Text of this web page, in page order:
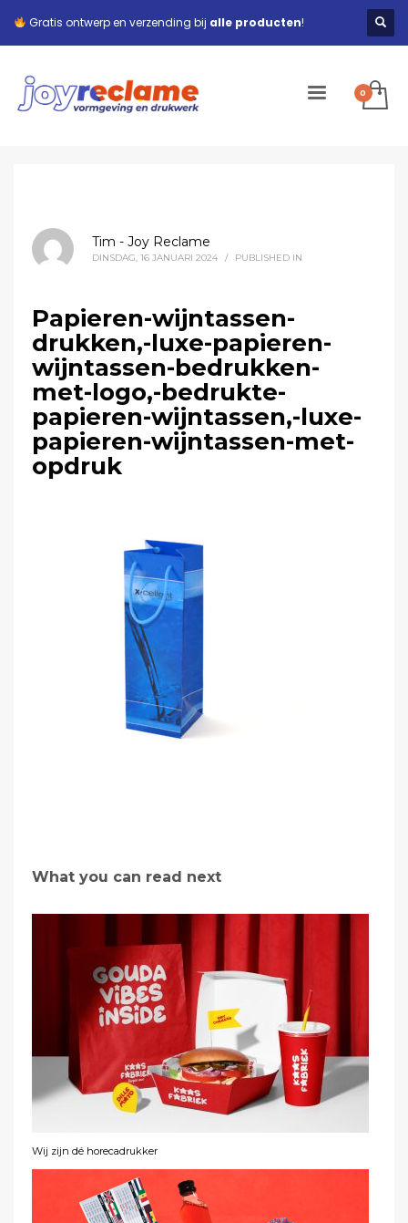
Gratis ontwerp en verzending bij alle producten!
Tim - Joy Reclame
DINSDAG, 16 JANUARI 2024 / PUBLISHED IN
Papieren-wijntassen-
drukken,-luxe-papieren-
wijntassen-bedrukken-
met-logo,-bedrukte-
papieren-wijntassen,-luxe-
papieren-wijntassen-met-
opdruk
What you can read next
Wij zijn dé horecadrukker